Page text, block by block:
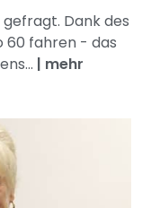
Dank des
60 fahren - das
| mehr